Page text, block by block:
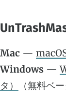
Mac —
Windows —
タ）
（無料ベ